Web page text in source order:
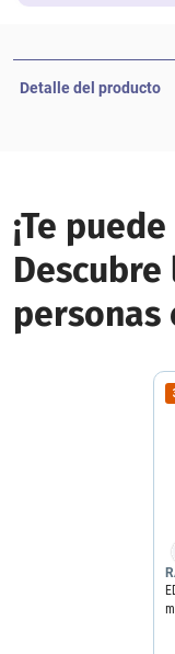
Detalle del producto
¡Te
personas
ml